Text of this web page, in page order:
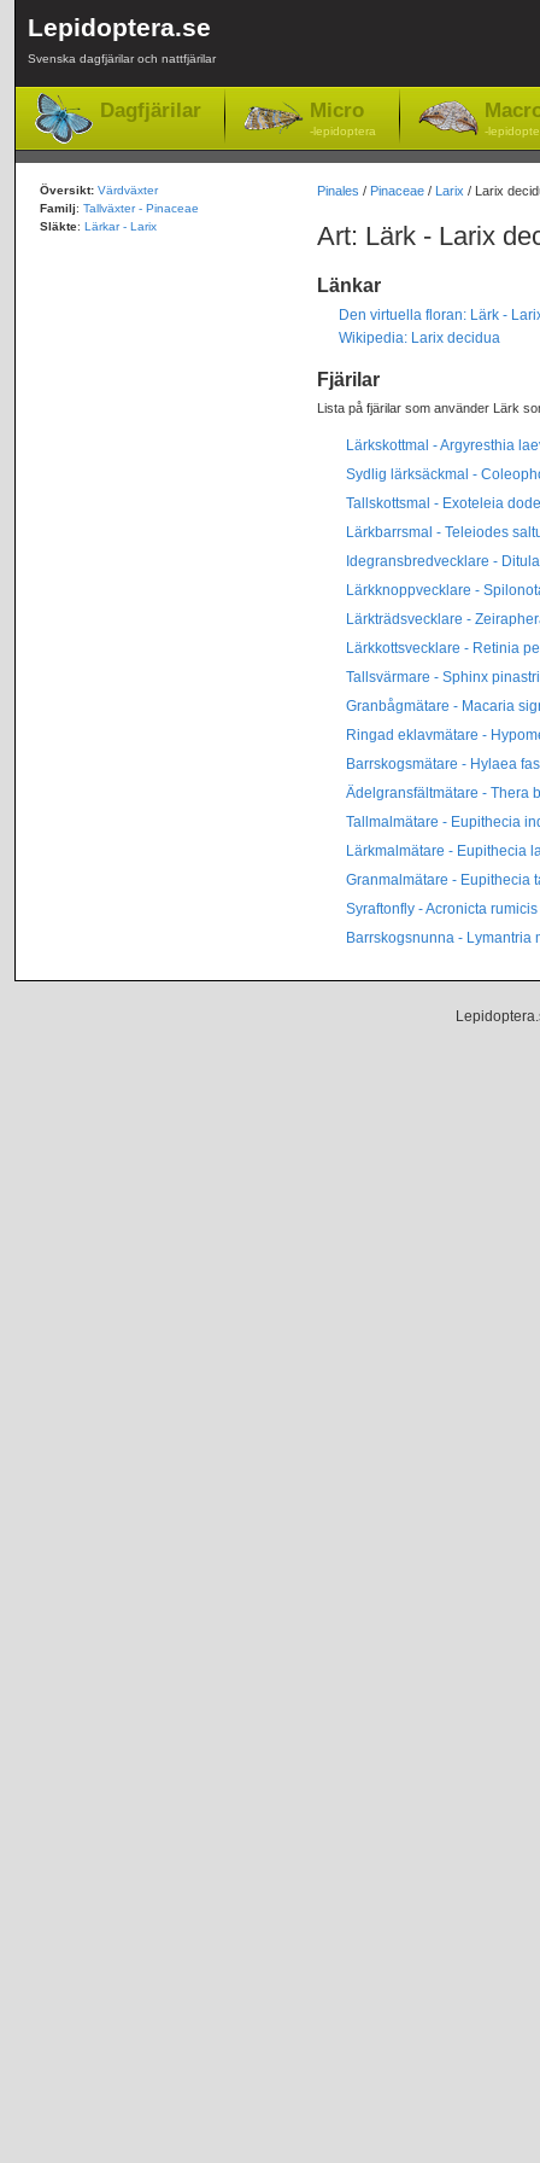
Lepidoptera.se
Svenska dagfjärilar och nattfjärilar
Dagfjärilar Micro
-lepidoptera -
Pinales / Pinaceae/ Larix / Larix
Art: Lärk - Larix
Länkar
Den virtuella floran: Lärk -
Wikipedia: Larix decidua
Fjärilar
Lista på fjärilar som använder Lärk
Lärkskottmal - Argyresthia
Sydlig lärksäckmal -
Tallskottsmal - Exoteleia
Lärkbarrsmal - Teleiodes
Idegransbredvecklare -
Lärkknoppvecklare -
Lärkträdsvecklare -
Lärkkottsvecklare - Retinia
Tallsvärmare - Sphinx pinastri
Granbågmätare - Macaria
Ringad eklavmätare -
Barrskogsmätare - Hylaea
Ädelgransfältmätare - Thera
Tallmalmätare - Eupithecia
Lärkmalmätare - Eupithecia
Granmalmätare - Eupithecia
Syraftonfly - Acronicta rumicis
Barrskogsnunna - Lymantria
Översikt: Värdväxter
Familj: Tallväxter - Pinaceae
Släkte: Lärkar - Larix